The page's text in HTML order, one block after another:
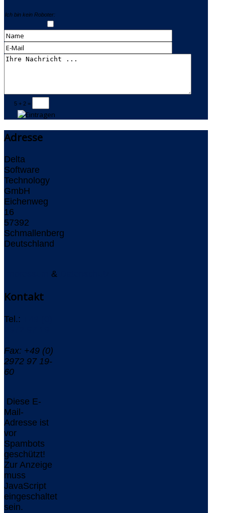
Ich bin kein Roboter:
5 + 2 =
Adresse
Delta
Software
Technology
GmbH
Eichenweg
16
57392
Schmallenberg
Deutschland
&
Kontakt
Tel.:
Fax: +49 (0)
2972 97 19-
60
Diese E-
Mail-
Adresse ist
vor
Spambots
geschützt!
Zur Anzeige
muss
JavaScript
eingeschaltet
sein.